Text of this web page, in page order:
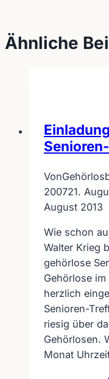
Ähnliche
Von
200721.
August 2013
Wie schon
Walter Krieg
gehörlose
Gehörlose
herzlich
Senioren-
riesig über
Gehörlosen.
Monat